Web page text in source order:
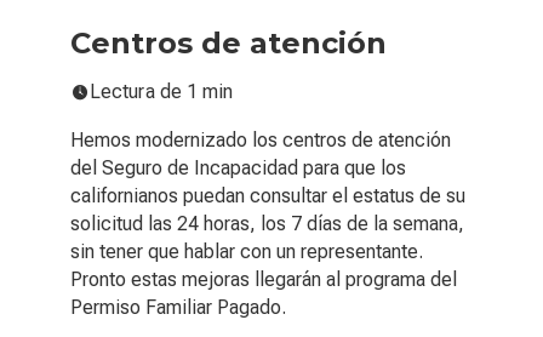
Centros de atención
Lectura de 1 min
Hemos modernizado los centros de atención
del Seguro de Incapacidad para que los
californianos puedan consultar el estatus de su
solicitud las 24 horas, los 7 días de la semana,
sin tener que hablar con un representante.
Pronto estas mejoras llegarán al programa del
Permiso Familiar Pagado.